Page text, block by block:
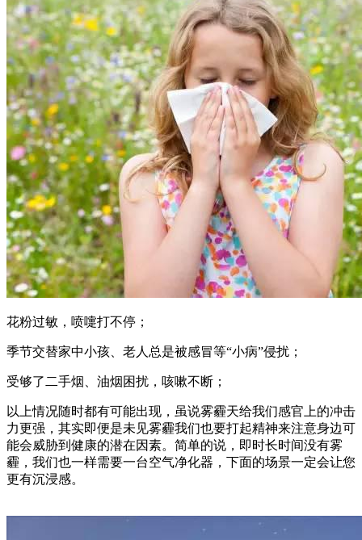
花粉过敏，喷嚏打不停；
季节交替家中小孩、老人总是被感冒等“小病”侵扰；
受够了二手烟、油烟困扰，咳嗽不断；
以上情况随时都有可能出现，虽说雾霾天给我们感官上的冲击
力更强，其实即便是未见雾霾我们也要打起精神来注意身边可
能会威胁到健康的潜在因素。简单的说，即时长时间没有雾
霾，我们也一样需要一台空气净化器，下面的场景一定会让您
更有沉浸感。